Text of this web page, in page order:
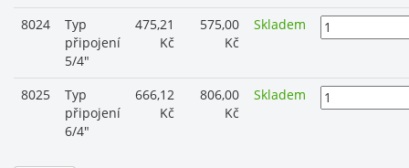
8024
Typ
připojení
5/4"
475,21
Kč
575,00
Kč
Skladem
8025
Typ
připojení
6/4"
666,12
Kč
806,00
Kč
Skladem